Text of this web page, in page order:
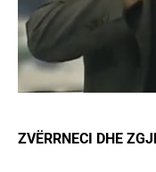
ZVËRRNECI DHE